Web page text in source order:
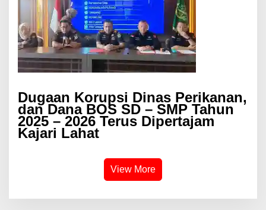
Dugaan Korupsi Dinas Perikanan,
dan Dana BOS SD – SMP Tahun
2025 – 2026 Terus Dipertajam
Kajari Lahat
View More